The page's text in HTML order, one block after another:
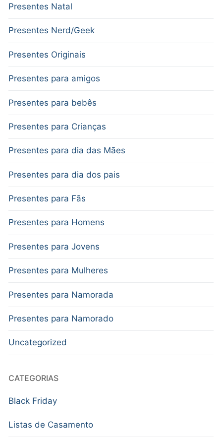
Presentes Natal
Presentes Nerd/Geek
Presentes Originais
Presentes para amigos
Presentes para bebês
Presentes para Crianças
Presentes para dia das Mães
Presentes para dia dos pais
Presentes para Fãs
Presentes para Homens
Presentes para Jovens
Presentes para Mulheres
Presentes para Namorada
Presentes para Namorado
Uncategorized
CATEGORIAS
Black Friday
Listas de Casamento